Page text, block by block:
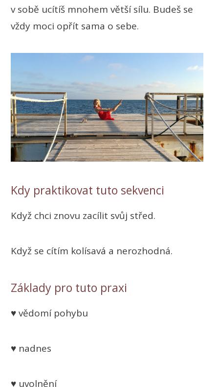
v sobě ucítíš mnohem větší sílu. Budeš se
vždy moci opřít sama o sebe.
Kdy praktikovat tuto sekvenci
Když chci znovu zacílit svůj střed.
Když se cítím kolísavá a nerozhodná.
Základy pro tuto praxi
♥ vědomí pohybu
♥ nadnes
♥ uvolnění